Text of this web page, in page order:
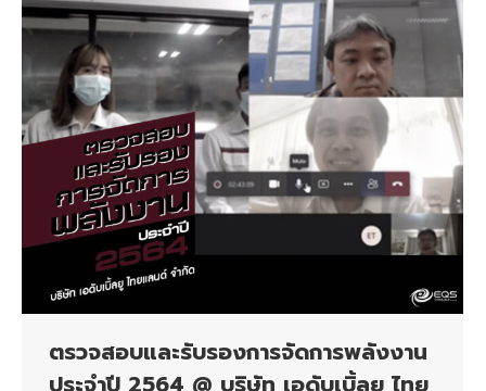
ตรวจสอบและรับรองการจัดการพลังงาน
ประจำปี 2564 @ บริษัท เอดับเบิ้ลยู ไทย